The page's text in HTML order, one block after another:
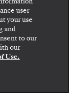
an
Silversea
und
und
bevor
user
your use
and
to our
our
Use.